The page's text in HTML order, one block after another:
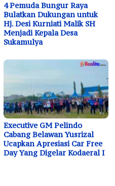
4 Pemuda Bungur Raya
Bulatkan Dukungan untuk
Hj. Desi Kurniati Malik SH
Menjadi Kepala Desa
Sukamulya
Executive GM Pelindo
Cabang Belawan Yusrizal
Ucapkan Apresiasi Car Free
Day Yang Digelar Kodaeral I